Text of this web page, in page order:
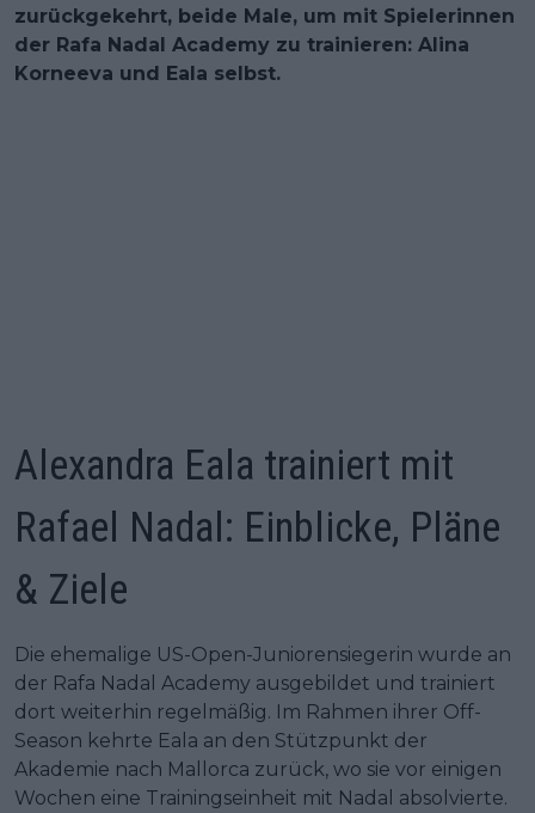
zurückgekehrt, beide Male, um mit Spielerinnen
der Rafa Nadal Academy zu trainieren: Alina
Korneeva und Eala selbst.
Alexandra Eala trainiert mit
Rafael Nadal: Einblicke, Pläne
& Ziele
Die ehemalige US-Open-Juniorensiegerin wurde an
der Rafa Nadal Academy ausgebildet und trainiert
dort weiterhin regelmäßig. Im Rahmen ihrer Off-
Season kehrte Eala an den Stützpunkt der
Akademie nach Mallorca zurück, wo sie vor einigen
Wochen eine Trainingseinheit mit Nadal absolvierte.